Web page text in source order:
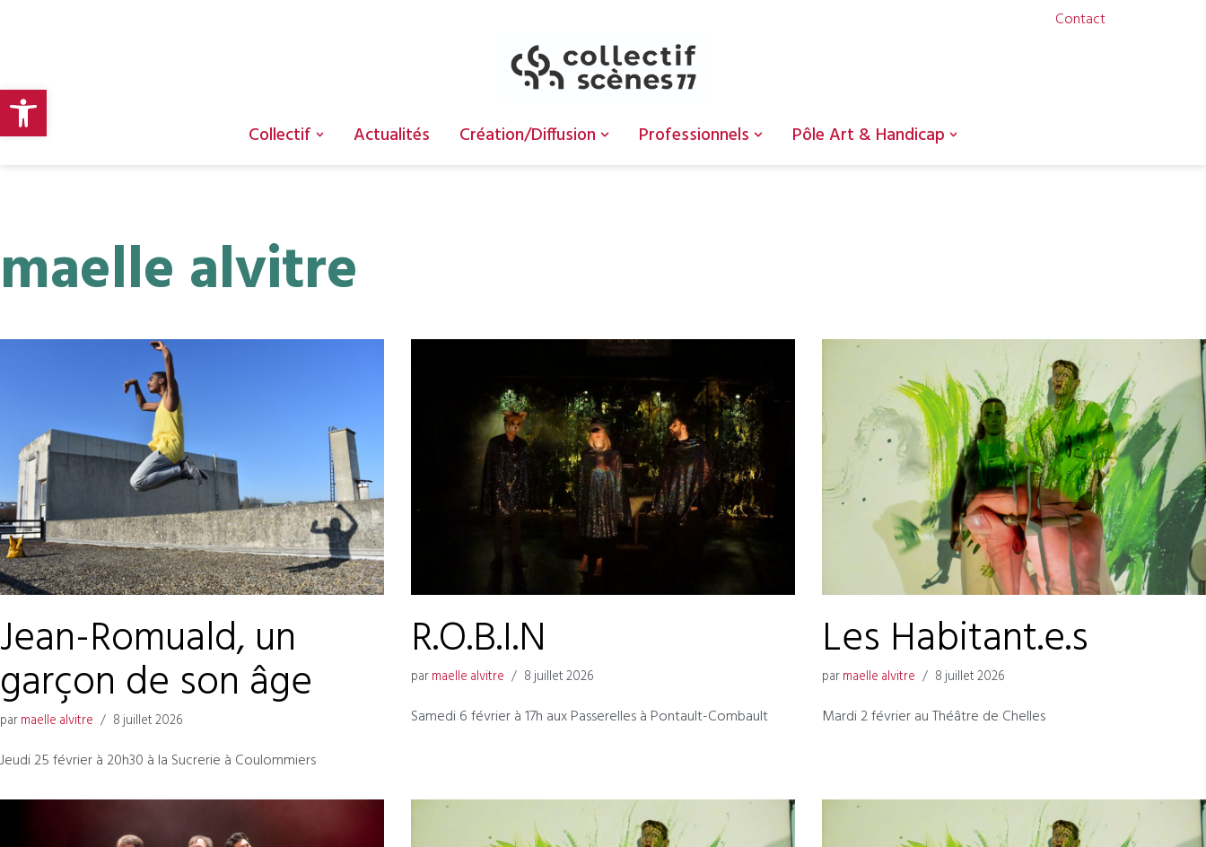
Ouvrir la barre d’outils
Contact
contenu
Collectif Actualités Création/Diffusion Professionnels Pôle Art & Handicap
maelle alvitre
Jean-Romuald, un
garçon de son âge
parmaelle alvitre 8 juillet 2026
Jeudi 25 février à 20h30 à la Sucrerie à Coulommiers
R.O.B.I.N
parmaelle alvitre 8 juillet 2026
Samedi 6 février à 17h aux Passerelles à Pontault-Combault
Les Habitant.e.s
parmaelle alvitre 8 juillet 2026
Mardi 2 février au Théâtre de Chelles